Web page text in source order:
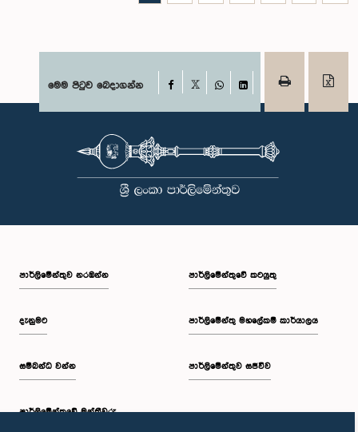
මෙම පිටුව බෙදාගන්න Facebook
WhatsAppLinkedIn
පාර්ලි‌මේන්තුව නරඹන්න
දැනුමට
සම්බන්ධ වන්න
පාර්ලි‌මේන්තුවේ මන්ත්‍රීවරු
පාර්ලිමේන්තුවේ කටයුතු
පාර්ලිමේන්තු මහලේකම් කාර්යාලය
පාර්ලිමේන්තුව සජීවීව